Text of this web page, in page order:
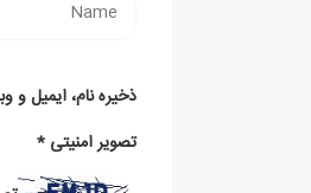
ذخیره نام، ایمیل و
تصویر امنیتی *